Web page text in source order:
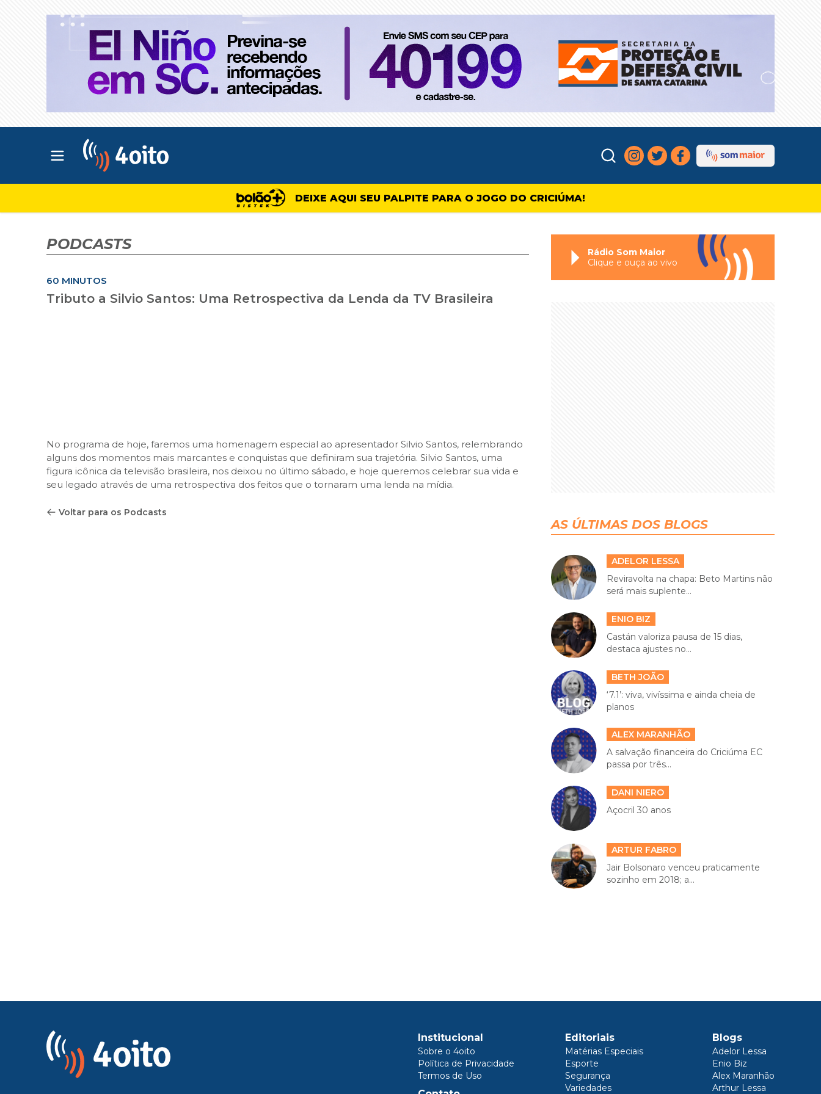
Abrir menu principal
DEIXE AQUI SEU PALPITE PARA O JOGO DO CRICIÚMA!
PODCASTS
60 MINUTOS
Tributo a Silvio Santos: Uma Retrospectiva da Lenda da TV Brasileira
No programa de hoje, faremos uma homenagem especial ao apresentador Silvio Santos, relembrando
alguns dos momentos mais marcantes e conquistas que definiram sua trajetória. Silvio Santos, uma
figura icônica da televisão brasileira, nos deixou no último sábado, e hoje queremos celebrar sua vida e
seu legado através de uma retrospectiva dos feitos que o tornaram uma lenda na mídia.
Voltar para os Podcasts
Rádio Som Maior
Clique e ouça ao vivo
AS ÚLTIMAS DOS BLOGS
ADELOR LESSA
Reviravolta na chapa: Beto Martins não
será mais suplente...
ENIO BIZ
Castán valoriza pausa de 15 dias,
destaca ajustes no...
BETH JOÃO
‘7.1’: viva, vivíssima e ainda cheia de
planos
ALEX MARANHÃO
A salvação financeira do Criciúma EC
passa por três...
DANI NIERO
Açocril 30 anos
ARTUR FABRO
Jair Bolsonaro venceu praticamente
sozinho em 2018; a...
Institucional
Sobre o 4oito
Política de Privacidade
Termos de Uso
Editoriais
Matérias Especiais
Esporte
Segurança
Variedades
Blogs
Adelor Lessa
Enio Biz
Alex Maranhão
Arthur Lessa